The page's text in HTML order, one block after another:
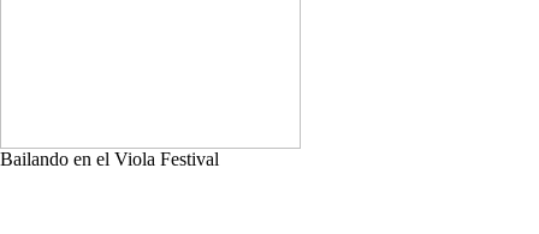
Bailando en el Viola Festival